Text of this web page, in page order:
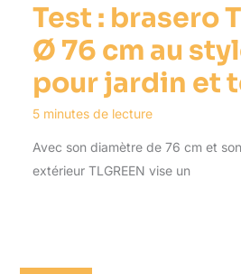
Test : brasero
Ø 76 cm au
pour jardin et
5 minutes de lecture
Avec son diamètre de 76 cm et
extérieur TLGREEN vise un